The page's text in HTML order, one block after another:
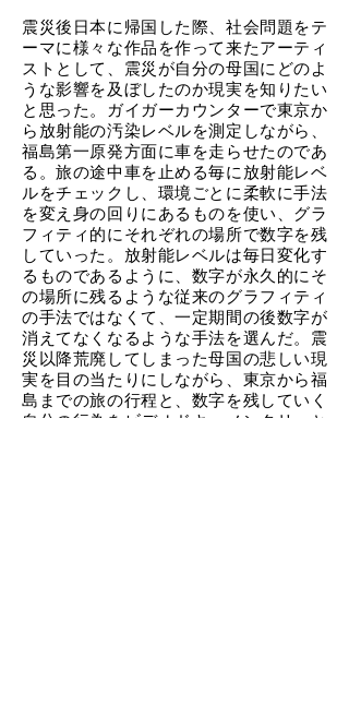
震災後日本に帰国した際、社会問題をテ
ーマに様々な作品を作って来たアーティ
ストとして、震災が自分の母国にどのよ
うな影響を及ぼしたのか現実を知りたい
と思った。ガイガーカウンターで東京か
ら放射能の汚染レベルを測定しながら、
福島第一原発方面に車を走らせたのであ
る。旅の途中車を止める毎に放射能レベ
ルをチェックし、環境ごとに柔軟に手法
を変え身の回りにあるものを使い、グラ
フィティ的にそれぞれの場所で数字を残
していった。放射能レベルは毎日変化す
るものであるように、数字が永久的にそ
の場所に残るような従来のグラフィティ
の手法ではなくて、一定期間の後数字が
消えてなくなるような手法を選んだ。震
災以降荒廃してしまった母国の悲しい現
実を目の当たりにしながら、東京から福
島までの旅の行程と、数字を残していく
自分の行為をビデオドキュメンタリーと